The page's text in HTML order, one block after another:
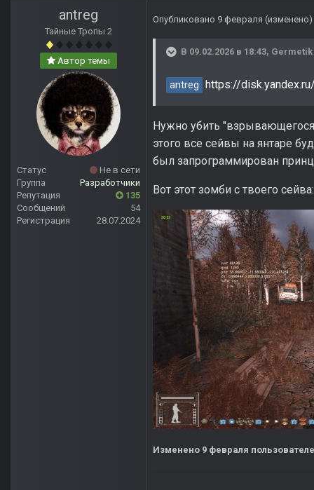
antreg
Тайные Тропы 2
Автор темы
Статус
Не в сети
Группа
Разработчики
Репутация
135
Сообщений
54
Регистрация
28.07.2024
Опубликовано 9 февраля (изменено)
В 09.02.2026 в 18:43, Germetik
antreg https://
Нужно убить
этого все сейвы на янтаре
был запрограммирован
Вот этот зомби с твоего сейва:
Изменено 9 февраля